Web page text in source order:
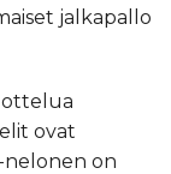
jalkapallo
ottelua
ovat
nelonen on